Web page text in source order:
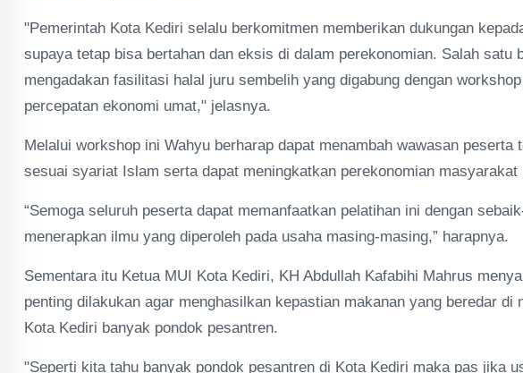
"Pemerintah Kota Kediri selalu berkomitmen memberikan dukungan
supaya tetap bisa bertahan dan eksis di dalam perekonomian. Salah satu
mengadakan fasilitasi halal juru sembelih yang digabung dengan
percepatan ekonomi umat," jelasnya.
Melalui workshop ini Wahyu berharap dapat menambah wawasan peserta
sesuai syariat Islam serta dapat meningkatkan perekonomian masyarakat
“Semoga seluruh peserta dapat memanfaatkan pelatihan ini dengan
menerapkan ilmu yang diperoleh pada usaha masing-masing,” harapnya.
Sementara itu Ketua MUI Kota Kediri, KH Abdullah Kafabihi Mahrus
penting dilakukan agar menghasilkan kepastian makanan yang beredar
Kota Kediri banyak pondok pesantren.
"Seperti kita tahu banyak pondok pesantren di Kota Kediri maka pas jika